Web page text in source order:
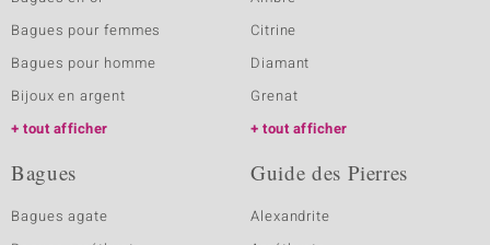
Bagues pour femmes
Bagues pour homme
Bijoux en argent
tout afficher
Citrine
Diamant
Grenat
tout afficher
Bagues
Bagues agate
Guide des Pierres
Alexandrite